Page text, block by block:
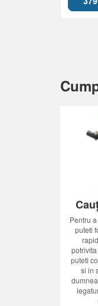
Pentru
puteti
puteti
si in